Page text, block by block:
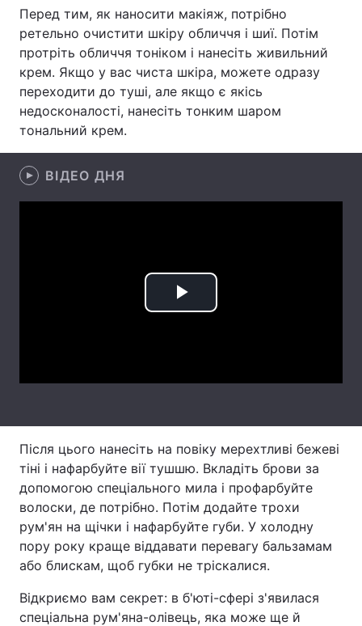
Лайт
Зброя Інциденти
Здоров'я Туризм
Цікавинки Погода
Екологія Регіони
Лонгріди
Думки
Вакансії
Тема оформлення
Перед тим, як наносити макіяж, потрібно
ретельно очистити шкіру обличчя і шиї. Потім
протріть обличчя тоніком і нанесіть живильний
крем. Якщо у вас чиста шкіра, можете одразу
переходити до туші, але якщо є якісь
недосконалості, нанесіть тонким шаром
тональний крем.
ВІДЕО ДНЯ
Play
Після цього нанесіть на повіку мерехтливі бежеві
тіні і нафарбуйте вії тушшю. Вкладіть брови за
допомогою спеціального мила і профарбуйте
волоски, де потрібно. Потім додайте трохи
рум'ян на щічки і нафарбуйте губи. У холодну
пору року краще віддавати перевагу бальзамам
або блискам, щоб губки не тріскалися.
Відкриємо вам секрет: в б'юті-сфері з'явилася
спеціальна рум'яна-олівець, яка може ще й